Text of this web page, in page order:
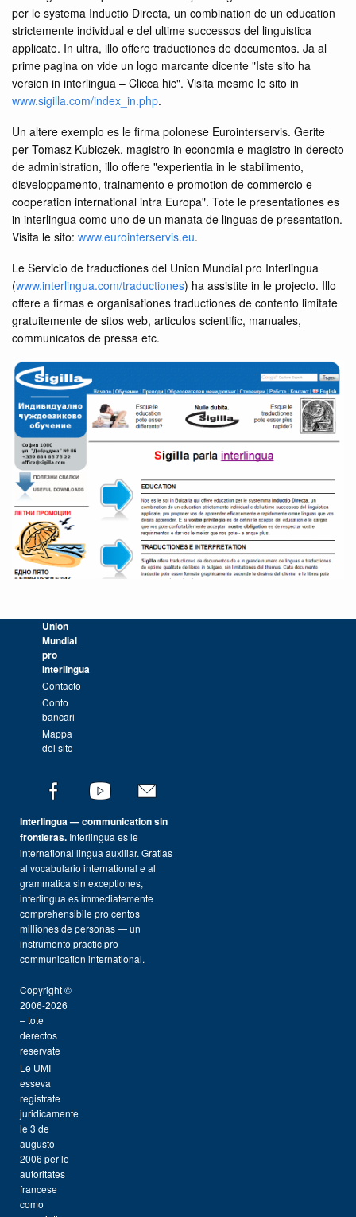
per le systema Inductio Directa, un combination de un education
strictemente individual e del ultime successos del linguistica
applicate. In ultra, illo offere traductiones de documentos. Ja al
prime pagina on vide un logo marcante dicente "Iste sito ha
version in interlingua – Clicca hic". Visita mesme le sito in
www.sigilla.com/index_in.php.
Un altere exemplo es le firma polonese Eurointerservis. Gerite
per Tomasz Kubiczek, magistro in economia e magistro in derecto
de administration, illo offere "experientia in le stabilimento,
disveloppamento, trainamento e promotion de commercio e
cooperation international intra Europa". Tote le presentationes es
in interlingua como uno de un manata de linguas de presentation.
Visita le sito: www.eurointerservis.eu.
Le Servicio de traductiones del Union Mundial pro Interlingua
(www.interlingua.com/traductiones) ha assistite in le projecto. Illo
offere a firmas e organisationes traductiones de contento limitate
gratuitemente de sitos web, articulos scientific, manuales,
communicatos de pressa etc.
Union
Mundial
pro
Interlingua
Contacto
Conto
bancari
Mappa
del sito
Interlingua — communication sin
frontieras. Interlingua es le
international lingua auxiliar. Gratias
al vocabulario international e al
grammatica sin exceptiones,
interlingua es immediatemente
comprehensibile pro centos
milliones de personas — un
instrumento practic pro
communication international.
Copyright ©
2006-2026
– tote
derectos
reservate
Le UMI
esseva
registrate
juridicamente
le 3 de
augusto
2006 per le
autoritates
francese
como